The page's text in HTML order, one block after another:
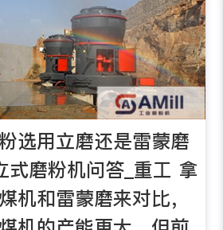
选用立磨还是雷蒙磨
式磨粉机问答_重工 拿
机和雷蒙磨来对比，